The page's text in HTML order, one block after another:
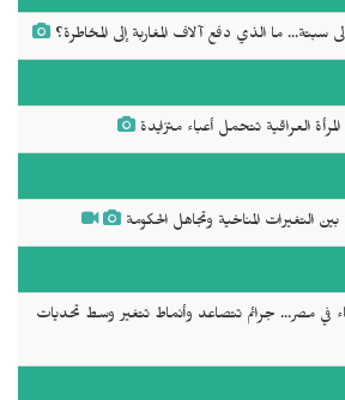
سبتة... ما الذي دفع آلاف المغاربة إلى المخاطرة؟
العراقية تتحمل أعباء متزايدة
التغيرات المناخية وتجاهل الحكومة
في مصر... جرائم تتصاعد وأنماط تتغير وسط تحديات